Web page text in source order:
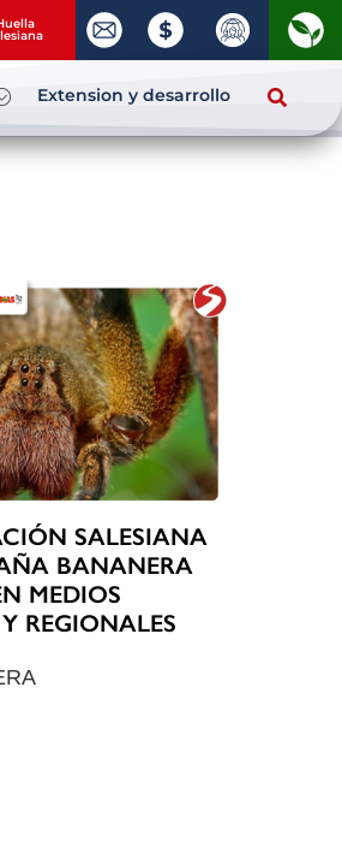
Extension y desarrollo
SALESIANA
BANANERA
MEDIOS
REGIONALES